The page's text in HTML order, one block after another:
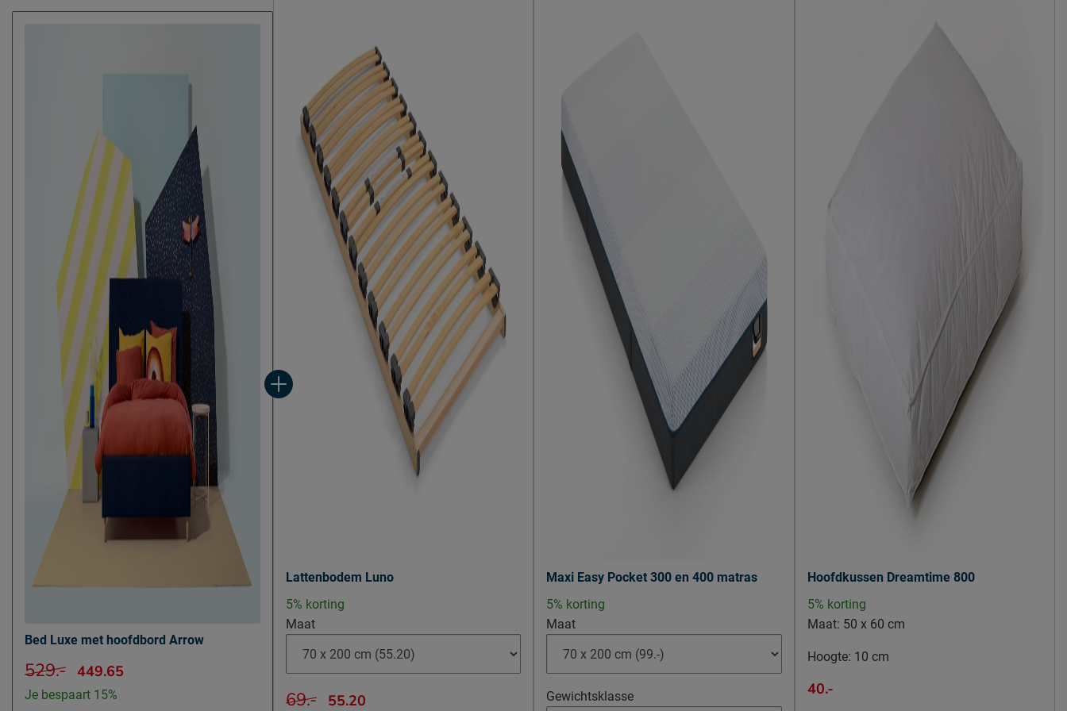
Elektrisch verstelbare bedbodem
naturel
Goed om te weten
stofzuigen met een meubelmondstuk
10 jaar garantie volgens Beddenreus
voorwaarden
Leveranciersinformatie
Beddenreus B.V.
Locatie
Postbus 716, 5400 AS, Uden, Nederland
Emailadres
info@beddenreus.nl
Bed Luxe met hoofdbord Arrow
529.- 449.65
Je bespaart 15%
Lattenbodem Luno
5% korting
Maat
69.- 55.20
Maxi Easy Pocket 300 en 400 matras
5% korting
Maat
Gewichtsklasse
Hoofdkussen Dreamtime 800
5% korting
Maat: 50 x 60 cm
Hoogte: 10 cm
40.-